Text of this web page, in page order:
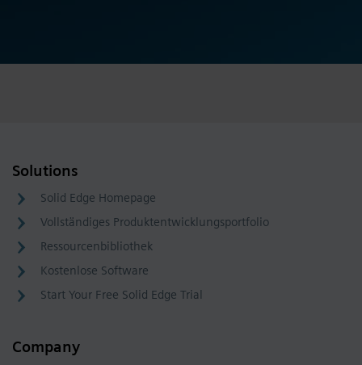
Solutions
Solid Edge Homepage
Vollständiges Produktentwicklungsportfolio
Ressourcenbibliothek
Kostenlose Software
Start Your Free Solid Edge Trial
Company